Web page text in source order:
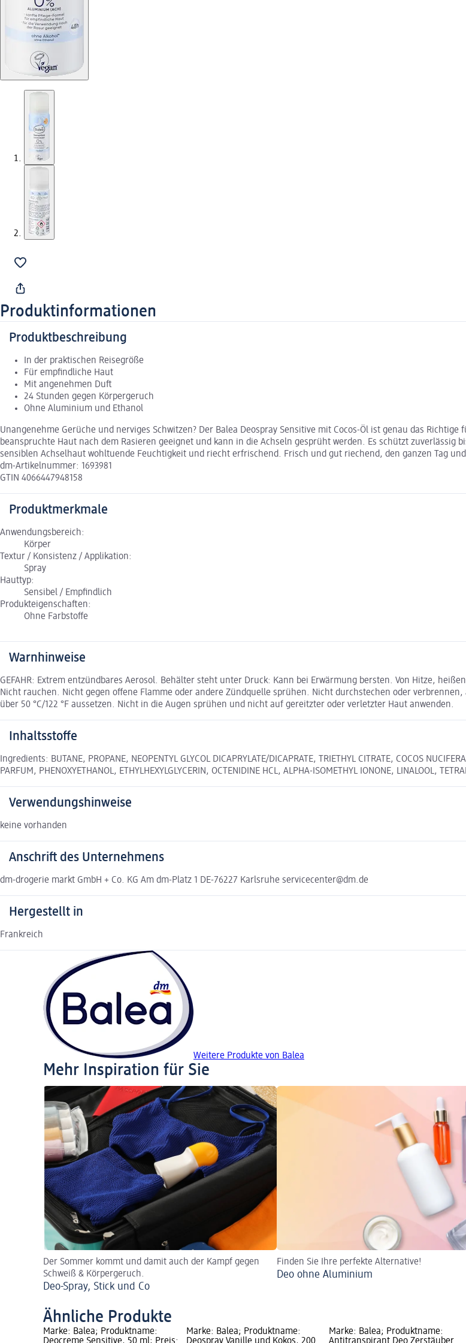
Produktinformationen
Produktbeschreibung
In der praktischen Reisegröße
Für empfindliche Haut
Mit angenehmen Duft
24 Stunden gegen Körpergeruch
Ohne Aluminium und Ethanol
Unangenehme Gerüche und nerviges Schwitzen? Der Balea Deospray Sensitive mit Cocos-Öl ist genau das
beanspruchte Haut nach dem Rasieren geeignet und kann in die Achseln gesprüht werden. Es schützt
sensiblen Achselhaut wohltuende Feuchtigkeit und riecht erfrischend. Frisch und gut riechend, den ganzen Tag
dm-Artikelnummer: 1693981
GTIN 4066447948158
Produktmerkmale
Anwendungsbereich:
Körper
Textur / Konsistenz / Applikation:
Spray
Hauttyp:
Sensibel / Empfindlich
Produkteigenschaften:
Ohne Farbstoffe
Warnhinweise
GEFAHR: Extrem entzündbares Aerosol. Behälter steht unter Druck: Kann bei Erwärmung bersten. Von Hitze,
Nicht rauchen. Nicht gegen offene Flamme oder andere Zündquelle sprühen. Nicht durchstechen oder
über 50 °C/122 °F aussetzen. Nicht in die Augen sprühen und nicht auf gereitzter oder verletzter Haut anwenden.
Inhaltsstoffe
Ingredients: BUTANE, PROPANE, NEOPENTYL GLYCOL DICAPRYLATE/DICAPRATE, TRIETHYL CITRATE, COCOS
PARFUM, PHENOXYETHANOL, ETHYLHEXYLGLYCERIN, OCTENIDINE HCL, ALPHA-ISOMETHYL IONONE, LINALOOL,
Verwendungshinweise
keine vorhanden
Anschrift des Unternehmens
dm-drogerie markt GmbH + Co. KG Am dm-Platz 1 DE-76227 Karlsruhe servicecenter@dm.de
Hergestellt in
Frankreich
Weitere Produkte von Balea
Mehr Inspiration für Sie
Der Sommer kommt und damit auch der Kampf gegen
Schweiß & Körpergeruch.
Deo-Spray, Stick und Co
Finden Sie Ihre perfekte Alternative!
Deo ohne Aluminium
Ähnliche Produkte
Marke: Balea; Produktname:
Marke: Balea; Produktname:
Marke: Balea; Produktname: